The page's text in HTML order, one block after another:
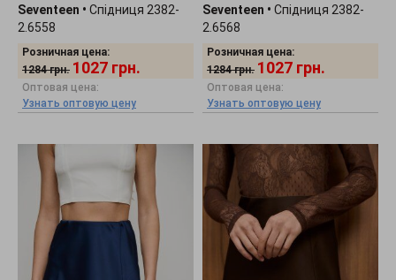
Seventeen • Спідниця 2382-
2.6558
Розничная цена:
1284 грн. 1027 грн.
Оптовая цена:
Узнать оптовую цену
Seventeen • Спідниця 2382-
2.6568
Розничная цена:
1284 грн. 1027 грн.
Оптовая цена:
Узнать оптовую цену